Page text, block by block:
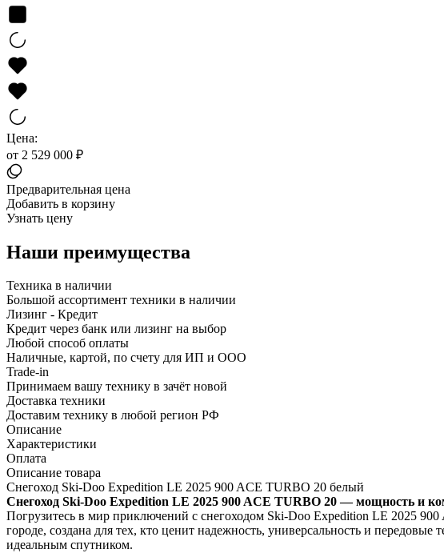
Цена:
от 2 529 000 ₽
Предварительная цена
Добавить в корзину
Узнать цену
Наши преимущества
Техника в наличии
Большой ассортимент техники в наличии
Лизинг - Кредит
Кредит через банк или лизинг на выбор
Любой способ оплаты
Наличные, картой, по счету для ИП и ООО
Trade-in
Принимаем вашу технику в зачёт новой
Доставка техники
Доставим технику в любой регион РФ
Описание
Характеристики
Оплата
Описание товара
Снегоход Ski-Doo Expedition LE 2025 900 ACE TURBO 20 белый
Снегоход Ski-Doo Expedition LE 2025 900 ACE TURBO 20 — мощность и
Погрузитесь в мир приключений с снегоходом Ski-Doo Expedition LE 2025
городе, создана для тех, кто ценит надежность, универсальность и
идеальным спутником.